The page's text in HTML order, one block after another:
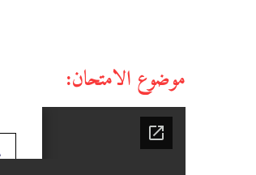
موضوع الامتحان: